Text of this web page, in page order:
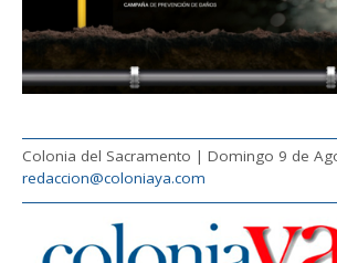
Colonia del Sacramento | Domingo 9 de
redaccion@coloniaya.com